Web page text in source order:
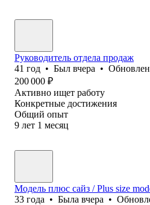
Руководитель отдела продаж
41 год • Был вчера •
200 000 ₽
Активно ищет работу
Конкретные достижения
Общий опыт
9 лет 1 месяц
Модель плюс сайз / Plus size
33 года • Была вчера •